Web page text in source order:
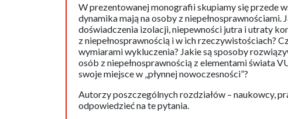
W prezentowanej monografii skupiamy się przede
dynamika mają na osoby z
doświadczenia izolacji, niepewności jutra i utraty
z niepełnosprawnością i w ich rzeczywistościach?
wymiarami wykluczenia? Jakie są sposoby
osób z niepełnosprawnością z elementami świata
swoje miejsce w „płynnej nowoczesności”?
Autorzy poszczególnych rozdziałów – naukowcy,
odpowiedzieć na te pytania.